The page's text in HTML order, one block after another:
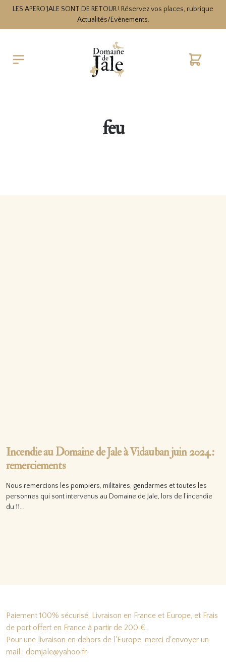
LES APERO'JALE SONT DE RETOUR ! Réservez vos places, rubrique
Actualités/Evènements.
Cart
feu
Incendie au Domaine de Jale à Vidauban juin 2024 :
remerciements
Nous remercions les pompiers, militaires, gendarmes et toutes les
personnes qui sont intervenus au Domaine de Jale, lors de l’incendie
du 11…
Paiement 100% sécurisé, Livraison en France et Europe, et Frais
de port offert en France à partir de 200 €.
Pour une livraison en dehors de l'Europe, merci d'envoyer un
mail : domjale@yahoo.fr